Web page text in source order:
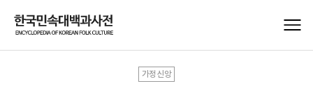
가정신앙